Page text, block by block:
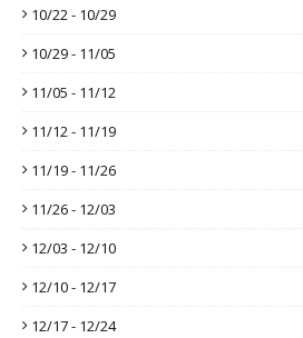
10/22 - 10/29
10/29 - 11/05
11/05 - 11/12
11/12 - 11/19
11/19 - 11/26
11/26 - 12/03
12/03 - 12/10
12/10 - 12/17
12/17 - 12/24